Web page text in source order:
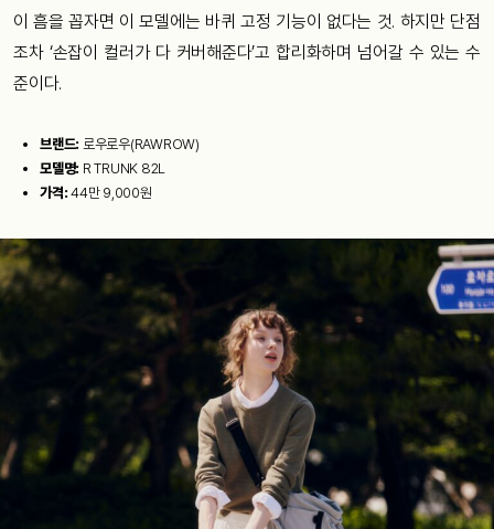
이 흠을 꼽자면 이 모델에는 바퀴 고정 기능이 없다는 것. 하지만 단점
조차 ‘손잡이 컬러가 다 커버해준다’고 합리화하며 넘어갈 수 있는 수
준이다.
브랜드: 로우로우(RAWROW)
모델명: R TRUNK 82L
가격: 44만 9,000원